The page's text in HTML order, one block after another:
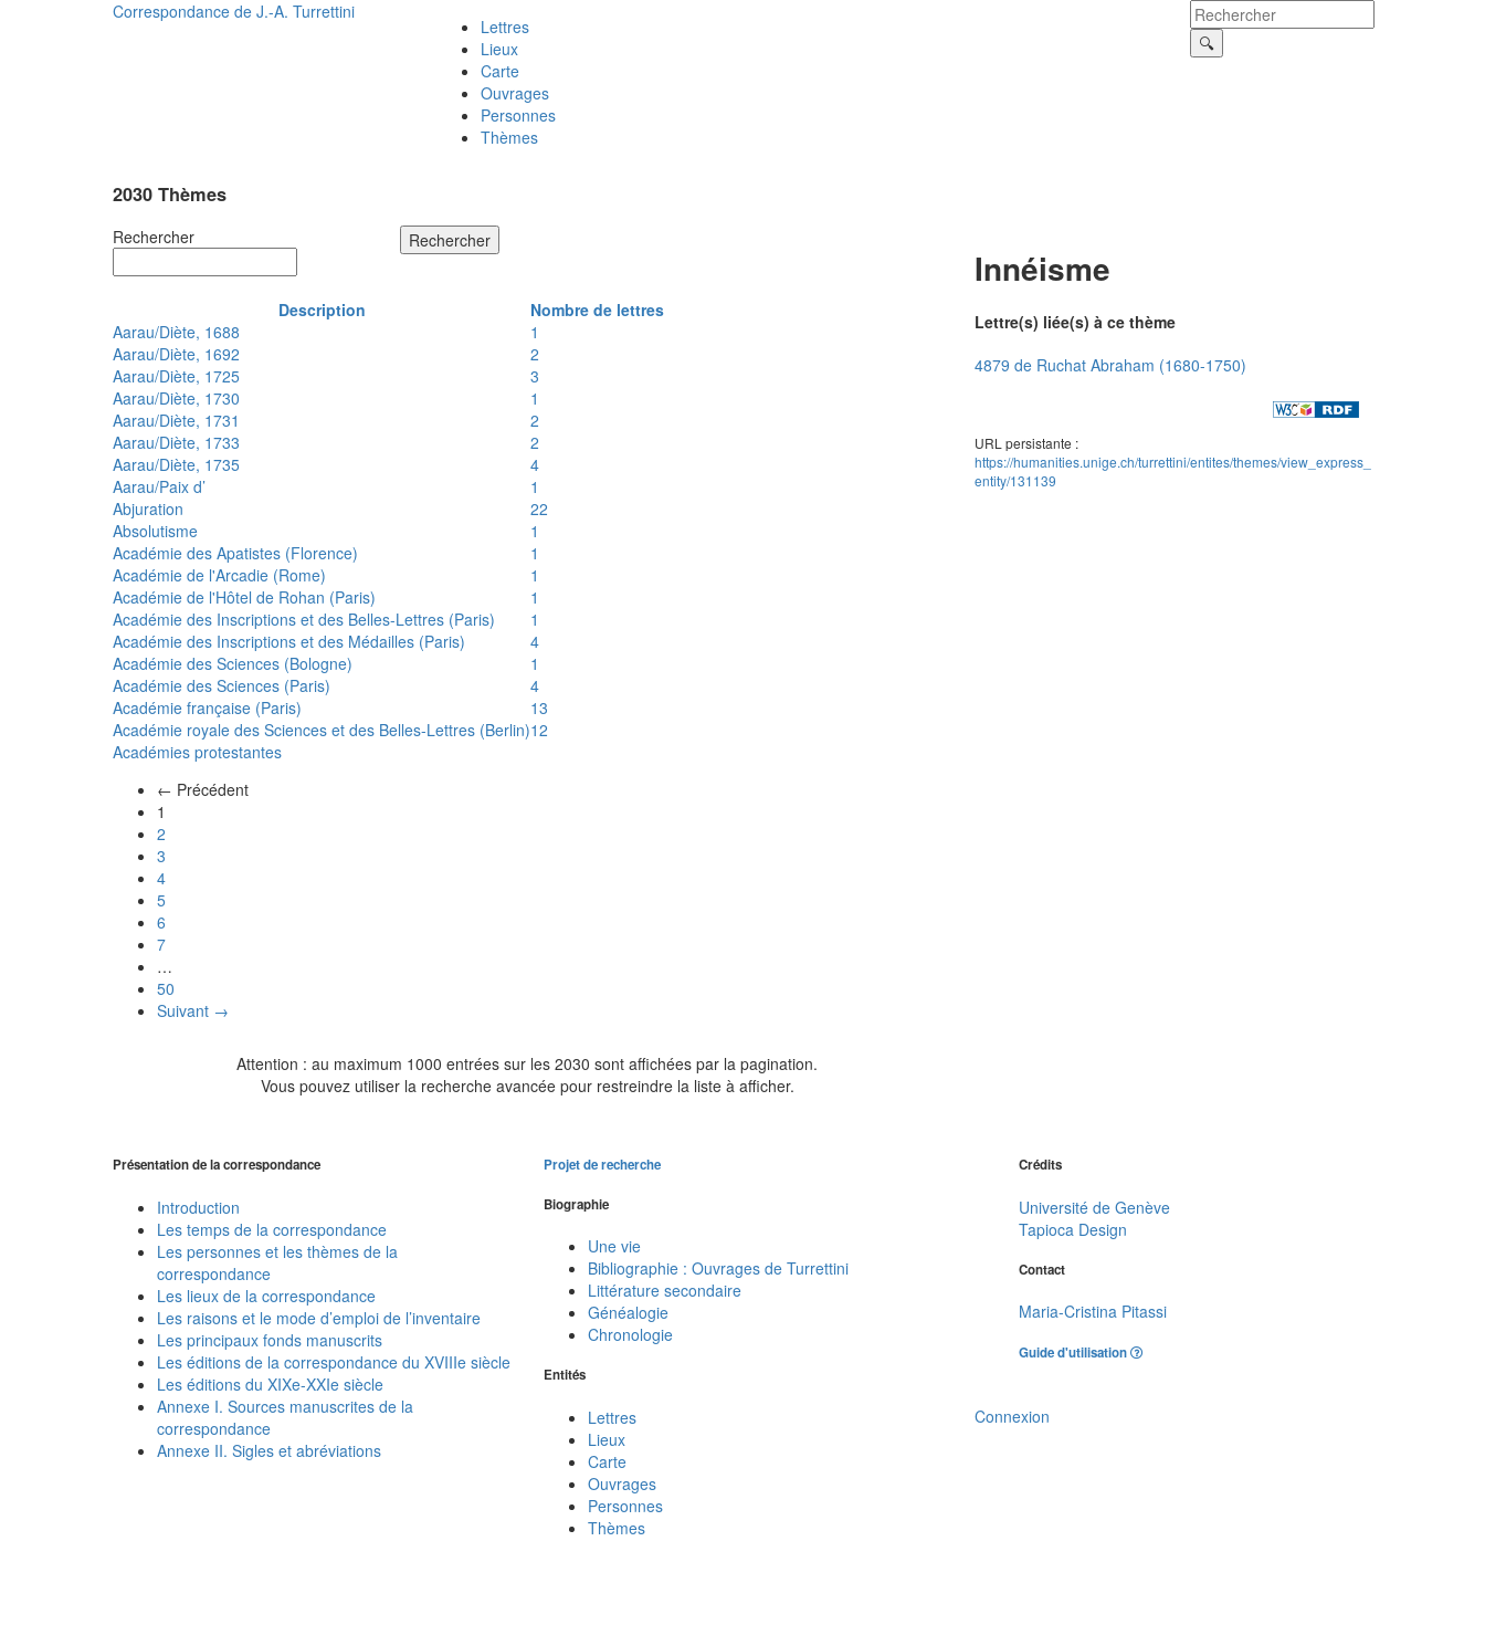
Correspondance de J.-A. Turrettini
Lettres
Lieux
Carte
Ouvrages
Personnes
Thèmes
2030 Thèmes
Rechercher Rechercher
Description
Nombre de lettres
Aarau/Diète, 1688
1
Aarau/Diète, 1692
2
Aarau/Diète, 1725
3
Aarau/Diète, 1730
1
Aarau/Diète, 1731
2
Aarau/Diète, 1733
2
Aarau/Diète, 1735
4
Aarau/Paix d’
1
Abjuration
22
Absolutisme
1
Académie des Apatistes (Florence)
1
Académie de l'Arcadie (Rome)
1
Académie de l'Hôtel de Rohan (Paris)
1
Académie des Inscriptions et des Belles-Lettres (Paris)
1
Académie des Inscriptions et des Médailles (Paris)
4
Académie des Sciences (Bologne)
1
Académie des Sciences (Paris)
4
Académie française (Paris)
13
Académie royale des Sciences et des Belles-Lettres (Berlin)12
Académies protestantes
← Précédent
1
2
3
4
5
6
7
…
50
Suivant →
Attention : au maximum 1000 entrées sur les 2030 sont affichées par la pagination.
Vous pouvez utiliser la recherche avancée pour restreindre la liste à afficher.
Innéisme
Lettre(s) liée(s) à ce thème
4879 de Ruchat Abraham (1680-1750)
URL persistante :
https://humanities.unige.ch/turrettini/entites/themes/view_express_
entity/131139
Présentation de la correspondance
Introduction
Les temps de la correspondance
Les personnes et les thèmes de la
correspondance
Les lieux de la correspondance
Les raisons et le mode d’emploi de l’inventaire
Les principaux fonds manuscrits
Les éditions de la correspondance du XVIIIe siècle
Les éditions du XIXe-XXIe siècle
Annexe I. Sources manuscrites de la
correspondance
Annexe II. Sigles et abréviations
Projet de recherche
Biographie
Une vie
Bibliographie : Ouvrages de Turrettini
Littérature secondaire
Généalogie
Chronologie
Entités
Lettres
Lieux
Carte
Ouvrages
Personnes
Thèmes
Crédits
Université de Genève
Tapioca Design
Contact
Maria-Cristina Pitassi
Guide d'utilisation
Connexion